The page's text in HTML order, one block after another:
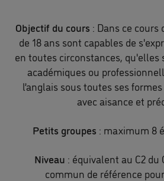
Objectif du cours : Dans ce
de 18 ans sont capables de
en toutes circonstances, qu'elles
académiques ou
l’anglais sous toutes ses
avec aisance et
Petits groupes : maximum 8
Niveau : équivalent au C2 du
commun de référence